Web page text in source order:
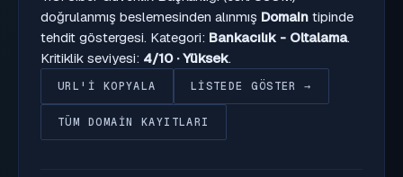
doğrulanmış beslemesinden alınmış Domain tipinde
tehdit göstergesi. Kategori: Bankacılık - Oltalama.
Kritiklik seviyesi: 4/10 · Yüksek.
URL'I KOPYALA LISTEDE GÖSTER →
TÜM DOMAIN KAYITLARI